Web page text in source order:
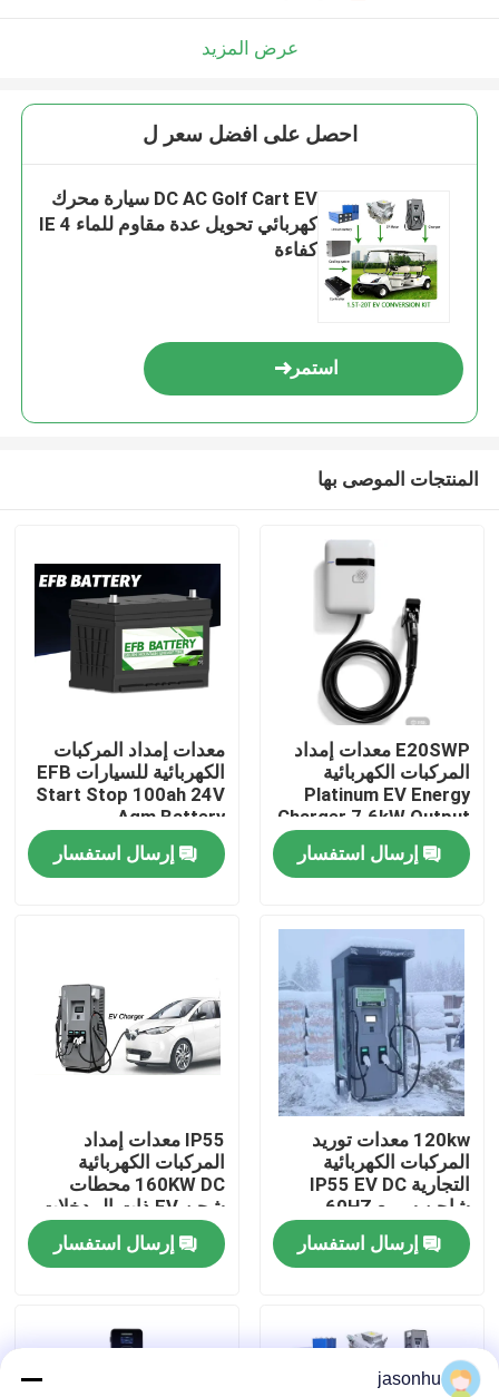
منزل
المنتجات
جولة في المعمل
ضبط الجودة
اتصل بنا
طلب اقتباس
السيارات المستعملة
سيارات كهربائية كبيرة
عرض المزيد
احصل على افضل سعر ل
DC AC Golf Cart EV سيارة محرك
كهربائي تحويل عدة مقاوم للماء IE 4
كفاءة
استمر
المنتجات الموصى بها
E20SWP معدات إمداد
المركبات الكهربائية
Platinum EV Energy
Charger 7.6kW Output
إرسال استفسار
معدات إمداد المركبات
الكهربائية للسيارات EFB
Start Stop 100ah 24V
Agm Battery
إرسال استفسار
120kw معدات توريد
المركبات الكهربائية
التجارية IP55 EV DC
شاحن سريع 60HZ
إرسال استفسار
IP55 معدات إمداد
المركبات الكهربائية
160KW DC محطات
شحن EV ذات المدخلات
المزدوجة
إرسال استفسار
jasonhu